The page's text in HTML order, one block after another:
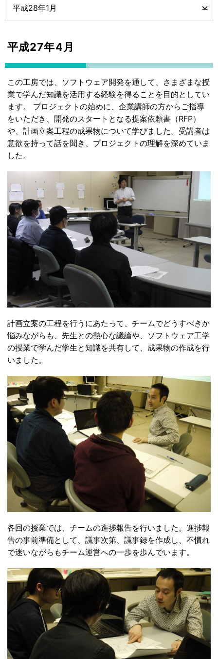
平成28年1月
平成27年4月
この工房では、ソフトウェア開発を通して、さまざまな授
業で学んだ知識を活用する経験を得ることを目的としてい
ます。 プロジェクトの始めに、企業講師の方からご指導
をいただき、開発のスタートとなる提案依頼書（RFP）
や、計画立案工程の成果物について学びました。受講者は
意欲を持って話を聞き、プロジェクトの理解を深めていま
した。
計画立案の工程を行うにあたって、チームでどうすべきか
悩みながらも、先生との熱心な議論や、ソフトウェア工学
の授業で学んだ学生と知識を共有して、成果物の作成を行
いました。
各回の授業では、チームの進捗報告を行いました。進捗報
告の事前準備として、議事次第、議事録を作成し、不慣れ
で迷いながらもチーム運営への一歩を歩んでいます。